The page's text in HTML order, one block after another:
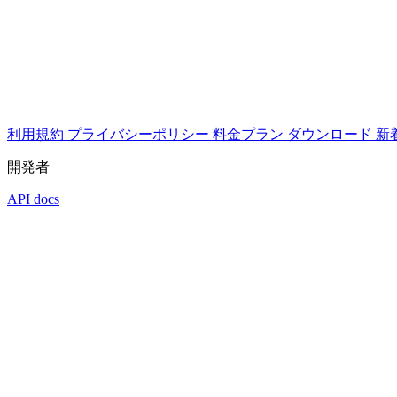
利用規約 プライバシーポリシー 料金プラン ダウンロード 新
開発者
API docs